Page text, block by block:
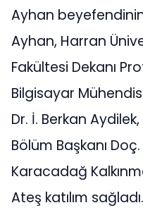
Ayhan
Ayhan, Harran
Fakültesi Dekanı
Bilgisayar
Dr. İ. Berkan
Bölüm Başkanı
Karacadağ
Ateş katılım